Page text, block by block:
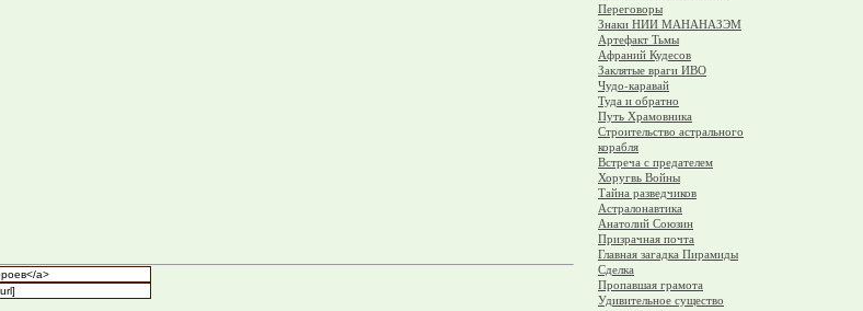
Переговоры
Знаки НИИ МАНАНАЗЭМ
Артефакт Тьмы
Афраний Кудесов
Заклятые враги ИВО
Чудо-каравай
Туда и обратно
Путь Храмовника
Строительство астрального
корабля
Встреча с предателем
Хоругвь Войны
Тайна разведчиков
Астралонавтика
Анатолий Союзин
Призрачная почта
Главная загадка Пирамиды
Сделка
Пропавшая грамота
Удивительное существо